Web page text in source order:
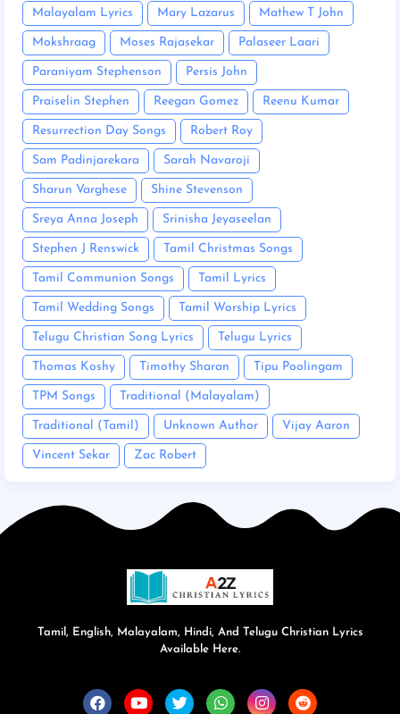
Malayalam Lyrics Mary Lazarus Mathew T John
Mokshraag Moses Rajasekar Palaseer Laari
Paraniyam Stephenson Persis John
Praiselin Stephen Reegan Gomez Reenu Kumar
Resurrection Day Songs Robert Roy
Sam Padinjarekara Sarah Navaroji
Sharun Varghese Shine Stevenson
Sreya Anna Joseph Srinisha Jeyaseelan
Stephen J Renswick Tamil Christmas Songs
Tamil Communion Songs Tamil Lyrics
Tamil Wedding Songs Tamil Worship Lyrics
Telugu Christian Song Lyrics Telugu Lyrics
Thomas Koshy Timothy Sharan Tipu Poolingam
TPM Songs Traditional (Malayalam)
Traditional (Tamil) Unknown Author Vijay Aaron
Vincent Sekar Zac Robert
Tamil, English, Malayalam, Hindi, And Telugu Christian Lyrics
Available Here.